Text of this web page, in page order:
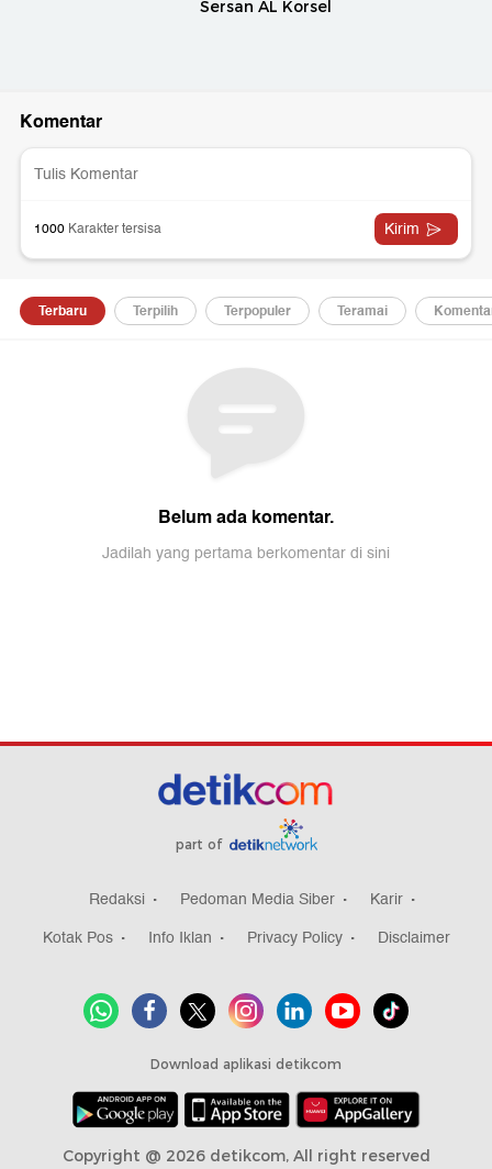
Sersan AL Korsel
part of
Redaksi Pedoman Media Siber
Karir
Kotak Pos
Info Iklan Privacy Policy Disclaimer
Download aplikasi detikcom
Copyright @ 2026 detikcom, All right reserved